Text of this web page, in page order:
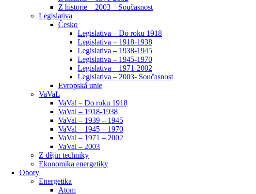
Z historie – 2003 – Současnost
Legislativa
Česko
Legislativa – Do roku 1918
Legislativa – 1918-1938
Legislativa – 1938-1945
Legislativa – 1945-1970
Legislativa – 1971-2002
Legislativa – 2003- Současnost
Evropská unie
VaVaL
VaVal – Do roku 1918
VaVal – 1918-1938
VaVal – 1939 – 1945
VaVal – 1945 – 1970
VaVal – 1971 – 2002
VaVal – 2003
Z dějin techniky
Ekonomika energetiky
Obory
Energetika
Atom